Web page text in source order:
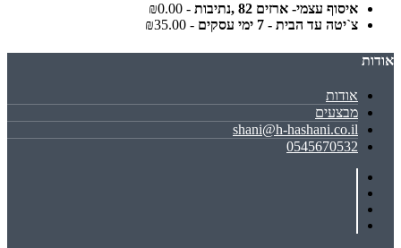
איסוף עצמי- ארזים 82 ,נתיבות
- ₪0.00
צ`יטה עד הבית - 7 ימי עסקים
- ₪35.00
אודות
אודות
מבצעים
shani@h-hashani.co.il
0545670532